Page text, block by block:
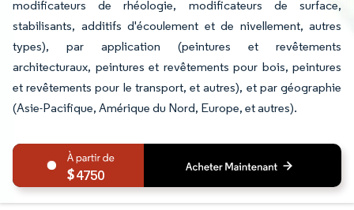
modificateurs de rhéologie, modificateurs de surface,
stabilisants, additifs d'écoulement et de nivellement, autres
types), par application (peintures et revêtements
architecturaux, peintures et revêtements pour bois, peintures
et revêtements pour le transport, et autres), et par géographie
(Asie-Pacifique, Amérique du Nord, Europe, et autres).
4750